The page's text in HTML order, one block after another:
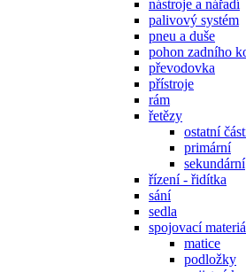
nástroje a nářadí
palivový systém
pneu a duše
pohon zadního
převodovka
přístroje
rám
řetězy
ostatní
primární
sekundární
řízení - řidítka
sání
sedla
spojovací
matice
podložky